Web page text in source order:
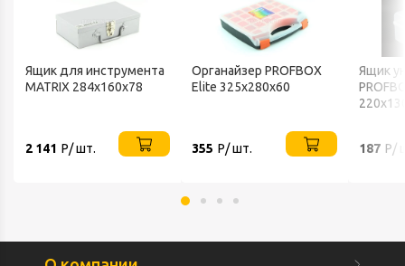
Ящик для инструмента
MATRIX 284х160х78
2 141 Р/ шт.
Органайзер PROFBOX
Elite 325х280х60
355 Р/ шт.
Ящик
187 Р/